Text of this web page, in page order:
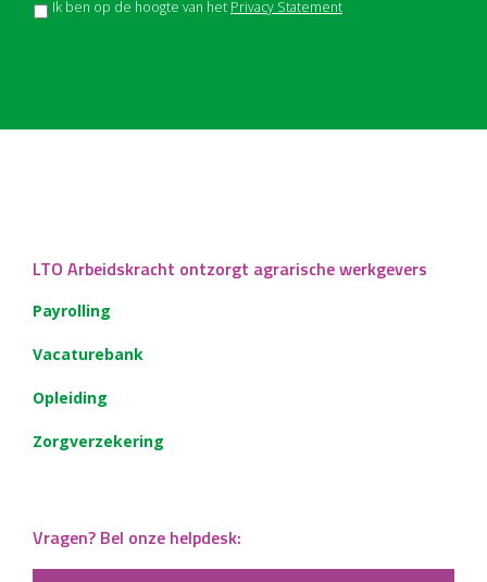
Ik ben op de hoogte van het Privacy Statement
LTO Arbeidskracht ontzorgt agrarische werkgevers
Payrolling
Vacaturebank
Opleiding
Zorgverzekering
Vragen? Bel onze helpdesk: